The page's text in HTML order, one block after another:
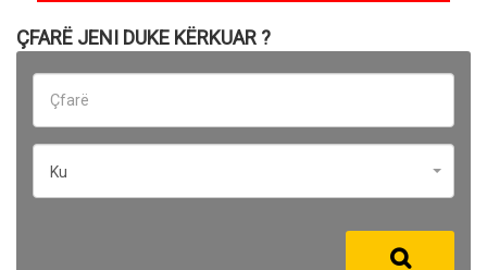
ÇFARË JENI DUKE KËRKUAR ?
Ku